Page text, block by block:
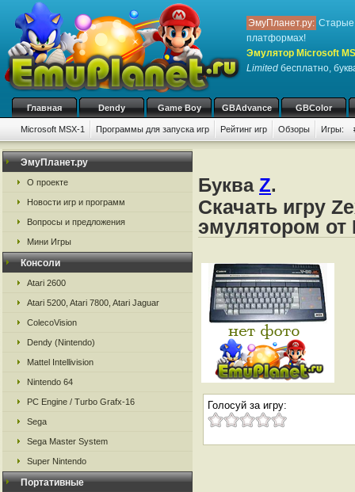
ЭмуПланет.ру: Старые
платформах!
Эмулятор Microsoft
Limited бесплатно,
Главная Dendy Game Boy GBAdvance GBColor
Microsoft MSX-1 Программы для запуска игр Рейтинг игр Обзоры Игры:
ЭмуПланет.ру
О проекте
Новости игр и программ
Вопросы и предложения
Мини Игры
Консоли
Atari 2600
Atari 5200, Atari 7800, Atari Jaguar
ColecoVision
Dendy (Nintendo)
Mattel Intellivision
Nintendo 64
PC Engine / Turbo Grafx-16
Sega
Sega Master System
Super Nintendo
Портативные
Буква Z.
Скачать игру
эмулятором от
Голосуй за игру: